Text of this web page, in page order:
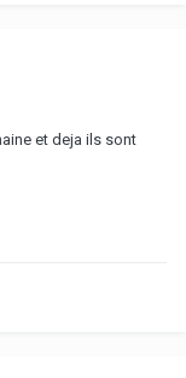
et deja ils sont